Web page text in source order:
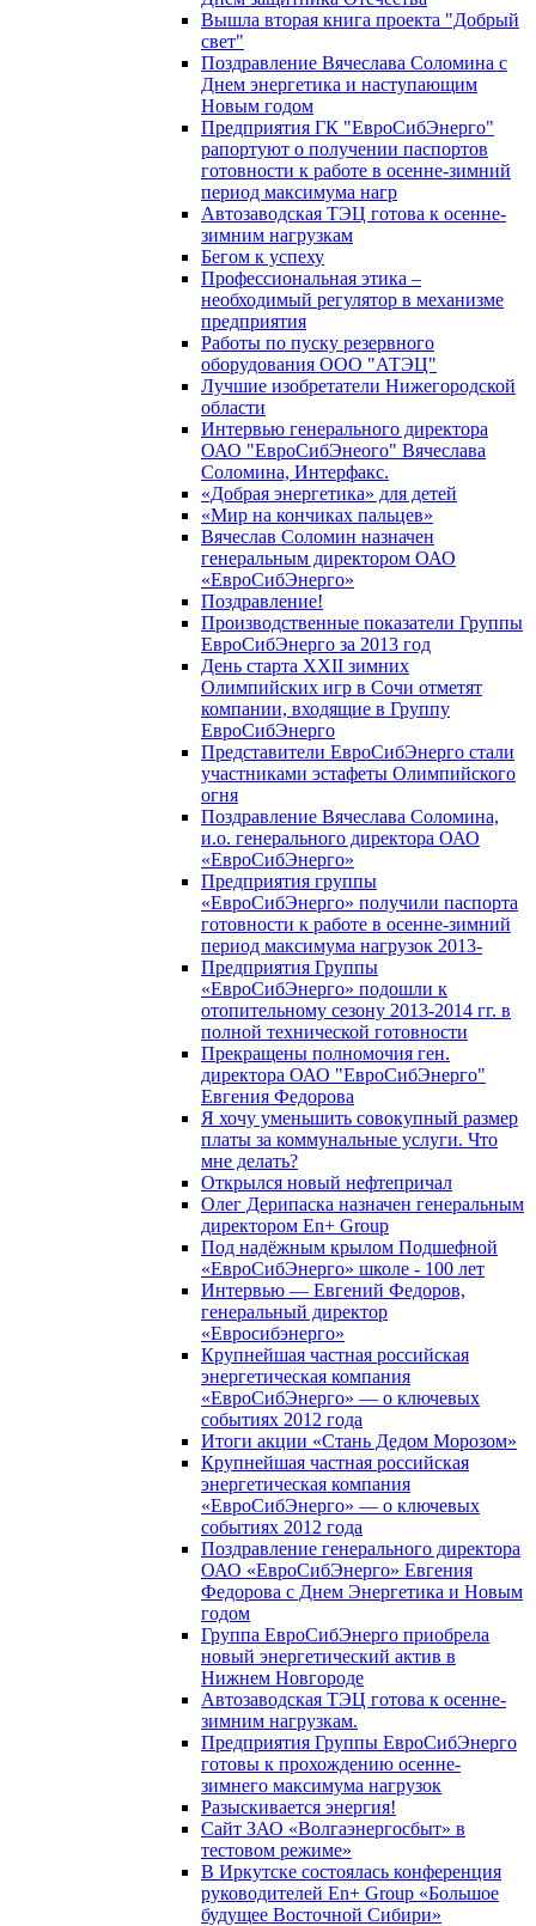
Вышла вторая книга проекта "Добрый
свет"
Поздравление Вячеслава Соломина с
Днем энергетика и наступающим
Новым годом
Предприятия ГК "ЕвроСибЭнерго"
рапортуют о получении паспортов
готовности к работе в осенне-зимний
период максимума нагр
Автозаводская ТЭЦ готова к осенне-
зимним нагрузкам
Бегом к успеху
Профессиональная этика –
необходимый регулятор в механизме
предприятия
Работы по пуску резервного
оборудования ООО "АТЭЦ"
Лучшие изобретатели Нижегородской
области
Интервью генерального директора
ОАО "ЕвроСибЭнеого" Вячеслава
Соломина, Интерфакс.
«Добрая энергетика» для детей
«Мир на кончиках пальцев»
Вячеслав Соломин назначен
генеральным директором ОАО
«ЕвроСибЭнерго»
Поздравление!
Производственные показатели Группы
ЕвроСибЭнерго за 2013 год
День старта XXII зимних
Олимпийских игр в Сочи отметят
компании, входящие в Группу
ЕвроСибЭнерго
Представители ЕвроСибЭнерго стали
участниками эстафеты Олимпийского
огня
Поздравление Вячеслава Соломина,
и.о. генерального директора ОАО
«ЕвроСибЭнерго»
Предприятия группы
«ЕвроСибЭнерго» получили паспорта
готовности к работе в осенне-зимний
период максимума нагрузок 2013-
Предприятия Группы
«ЕвроСибЭнерго» подошли к
отопительному сезону 2013-2014 гг. в
полной технической готовности
Прекращены полномочия ген.
директора ОАО "ЕвроСибЭнерго"
Евгения Федорова
Я хочу уменьшить совокупный размер
платы за коммунальные услуги. Что
мне делать?
Открылся новый нефтепричал
Олег Дерипаска назначен генеральным
директором En+ Group
Под надёжным крылом Подшефной
«ЕвроСибЭнерго» школе - 100 лет
Интервью — Евгений Федоров,
генеральный директор
«Евросибэнерго»
Крупнейшая частная российская
энергетическая компания
«ЕвроСибЭнерго» — о ключевых
событиях 2012 года
Итоги акции «Стань Дедом Морозом»
Крупнейшая частная российская
энергетическая компания
«ЕвроСибЭнерго» — о ключевых
событиях 2012 года
Поздравление генерального директора
ОАО «ЕвроСибЭнерго» Евгения
Федорова с Днем Энергетика и Новым
годом
Группа ЕвроСибЭнерго приобрела
новый энергетический актив в
Нижнем Новгороде
Автозаводская ТЭЦ готова к осенне-
зимним нагрузкам.
Предприятия Группы ЕвроСибЭнерго
готовы к прохождению осенне-
зимнего максимума нагрузок
Разыскивается энергия!
Сайт ЗАО «Волгаэнергосбыт» в
тестовом режиме»
В Иркутске состоялась конференция
руководителей En+ Group «Большое
будущее Восточной Сибири»